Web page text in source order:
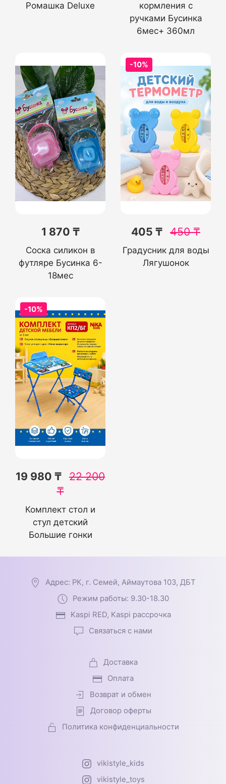
Ромашка Deluxe
кормления с
ручками Бусинка
6мес+ 360мл
1 870 ₸
Соска силикон в
футляре Бусинка 6-
18мес
-10%
405 ₸ 450₸
Градусник для воды
Лягушонок
-10%
19 980 ₸ 22 200
₸
Комплект стол и
стул детский
Большие гонки
Адрес: РК, г. Семей, Аймаутова 103, ДБТ
Режим работы: 9.30-18.30
Kaspi RED, Kaspi рассрочка
Связаться с нами
Доставка
Оплата
Возврат и обмен
Договор оферты
Политика конфиденциальности
vikistyle_kids
vikistyle_toys